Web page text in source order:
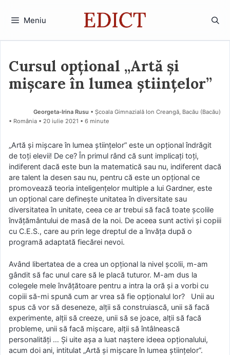
Meniu
Cursul opțional „Artă și
mișcare în lumea științelor”
Georgeta-Irina Rusu • Școala Gimnazială Ion Creangă, Bacău (Bacău)
• România
20 iulie 2021 • 6 minute
„Artă și mișcare în lumea științelor” este un opțional îndrăgit
de toți elevii! De ce? În primul rând că sunt implicați toți,
indiferent dacă este bun la matematică sau nu, indiferent dacă
are talent la desen sau nu, pentru că este un opțional ce
promovează teoria inteligențelor multiple a lui Gardner, este
un opțional care definește unitatea în diversitate sau
diversitatea în unitate, ceea ce ar trebui să facă toate școlile
învățământului de masă de la noi. De aceea sunt activi și copiii
cu C.E.S., care au prin lege dreptul de a învăța după o
programă adaptată fiecărei nevoi.
Având libertatea de a crea un opțional la nivel școlii, m-am
gândit să fac unul care să le placă tuturor. M-am dus la
colegele mele învățătoare pentru a intra la oră și a vorbi cu
copiii să-mi spună cum ar vrea să fie opționalul lor? Unii au
spus că vor să deseneze, alții să construiască, unii să facă
experimente, alții să creeze, unii să se joace, alții să facă
probleme, unii să facă mișcare, alții să întâlnească
personalități … Și uite așa a luat naștere ideea opționalului,
acum doi ani, intitulat „Artă și mișcare în lumea științelor”.